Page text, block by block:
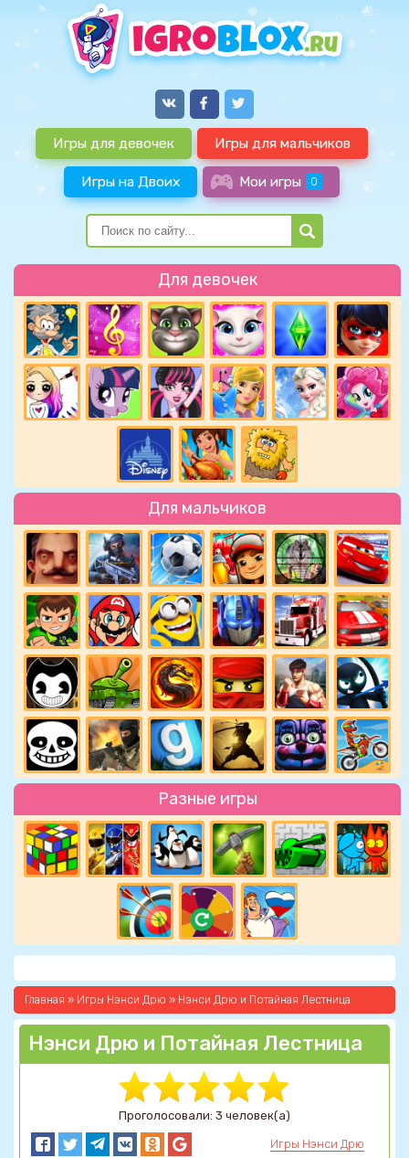
Игры для девочек Игры для мальчиков
Игры на Двоих Мои игры 0
Для девочек
Для мальчиков
Разные игры
Главная » Игры Нэнси Дрю » Нэнси Дрю и Потайная Лестница
Нэнси Дрю и Потайная Лестница
Проголосовали: 3 человек(а)
Игры Нэнси Дрю